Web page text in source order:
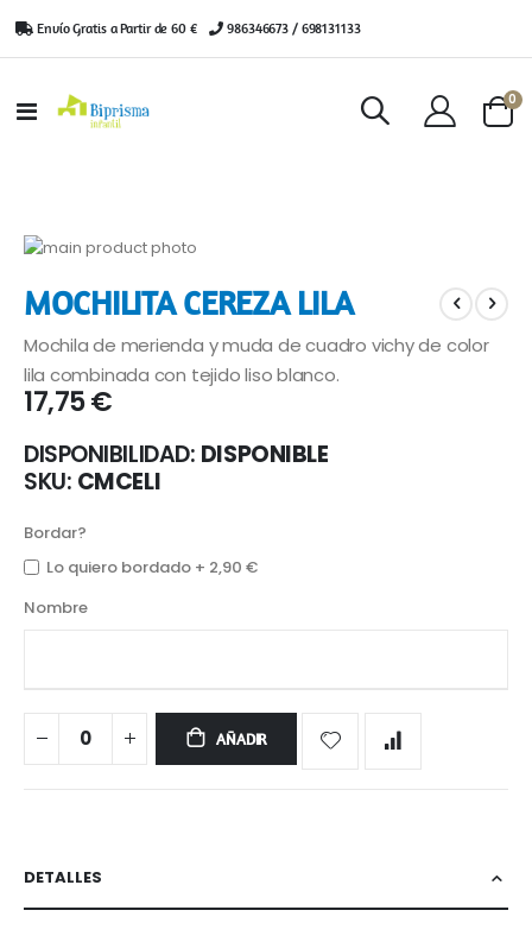
Envío Gratis a Partir de 60 € | 986346673 / 698131133
Toggle
Cart
0
Saltar
final
de
la
galería
de
imágenes
al
comienzo
de
la
galería
imágenes
MOCHILITA CEREZA LILA
Mochila de merienda y muda de cuadro vichy de color
lila combinada con tejido liso blanco.
17,75 €
DISPONIBILIDAD: DISPONIBLE
SKU CMCELI
Bordar?
Lo quiero bordado + 2,90 €
Nombre
AÑADIR
DETALLES